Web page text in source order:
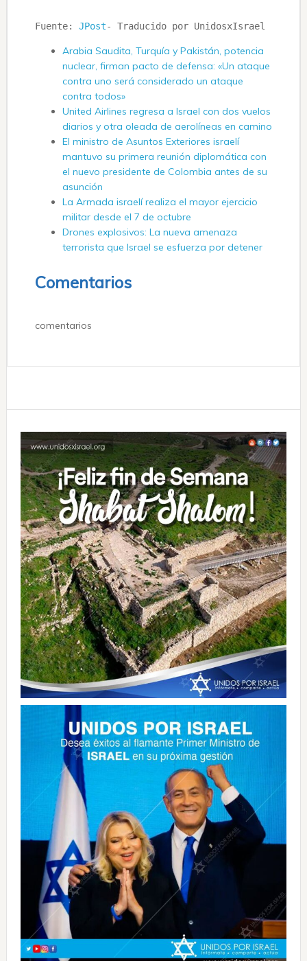
Fuente: JPost- Traducido por UnidosxIsrael
Arabia Saudita, Turquía y Pakistán, potencia
nuclear, firman pacto de defensa: «Un ataque
contra uno será considerado un ataque
contra todos»
United Airlines regresa a Israel con dos vuelos
diarios y otra oleada de aerolíneas en camino
El ministro de Asuntos Exteriores israelí
mantuvo su primera reunión diplomática con
el nuevo presidente de Colombia antes de su
asunción
La Armada israelí realiza el mayor ejercicio
militar desde el 7 de octubre
Drones explosivos: La nueva amenaza
terrorista que Israel se esfuerza por detener
Comentarios
comentarios